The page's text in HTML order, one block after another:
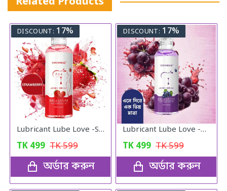
DISCOUNT: 17%
Lubricant Lube Love -Stroberry Gel
TK 499 TK599
অর্ডার করুন
DISCOUNT: 17%
Lubricant Lube Love -Blueberry Gel
TK 499 TK599
অর্ডার করুন